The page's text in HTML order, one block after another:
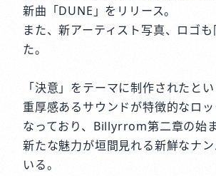
新曲「DUNE」をリリース。
また、新アーティスト写真、ロゴ
た。
「決意」をテーマに制作されたとい
重厚感あるサウンドが特徴的なロ
なっており、Billyrrom第二章の始
新たな魅力が垣間見れる新鮮なナ
いる。